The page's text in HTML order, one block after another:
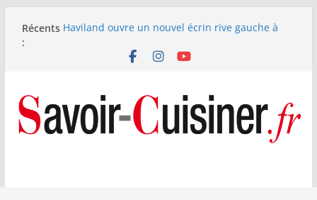
Récents
:
Haviland ouvre un nouvel écrin rive gauche à
Nous avons testé le four à pizza électrique
Little Ice 700 W
Fête des Pères : le digestif se fait gourmand avec
Laphroaig et Arnaud Larher
Catawiki met aux enchères un whisky japonais